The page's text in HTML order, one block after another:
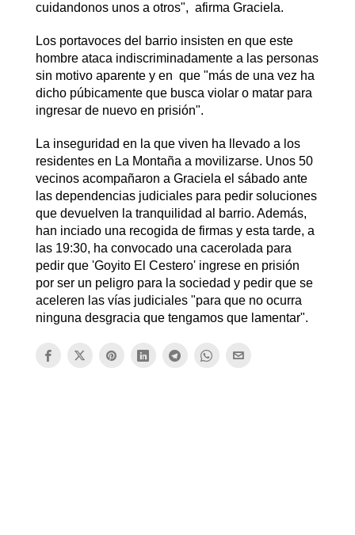
cuidandonos unos a otros", afirma Graciela.
Los portavoces del barrio insisten en que este
hombre ataca indiscriminadamente a las personas
sin motivo aparente y en que "más de una vez ha
dicho púbicamente que busca violar o matar para
ingresar de nuevo en prisión".
La inseguridad en la que viven ha llevado a los
residentes en La Montaña a movilizarse. Unos 50
vecinos acompañaron a Graciela el sábado ante
las dependencias judiciales para pedir soluciones
que devuelven la tranquilidad al barrio. Además,
han inciado una recogida de firmas y esta tarde, a
las 19:30, ha convocado una cacerolada para
pedir que 'Goyito El Cestero' ingrese en prisión
por ser un peligro para la sociedad y pedir que se
aceleren las vías judiciales "para que no ocurra
ninguna desgracia que tengamos que lamentar".